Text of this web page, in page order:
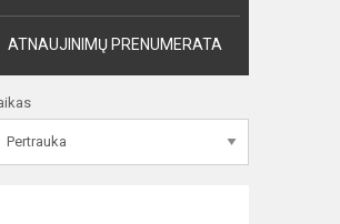
ATNAUJINIMŲ PRENUMERATA
Pertrauka